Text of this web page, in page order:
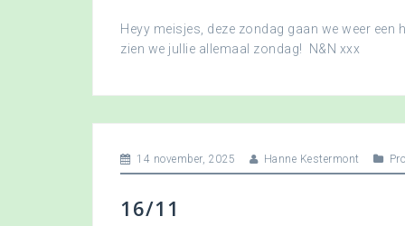
Heyy meisjes, deze zondag gaan we weer een
zien we jullie allemaal zondag! N&N xxx
14 november, 2025 Hanne Kestermont
16/11